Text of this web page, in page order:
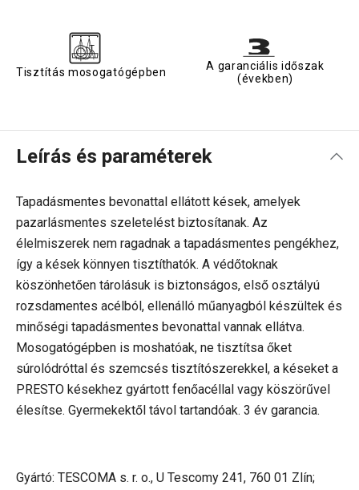
Tisztítás mosogatógépben
A garanciális időszak
(években)
Leírás és paraméterek
Tapadásmentes bevonattal ellátott kések, amelyek
pazarlásmentes szeletelést biztosítanak. Az
élelmiszerek nem ragadnak a tapadásmentes pengékhez,
így a kések könnyen tisztíthatók. A védőtoknak
köszönhetően tárolásuk is biztonságos, első osztályú
rozsdamentes acélból, ellenálló műanyagból készültek és
minőségi tapadásmentes bevonattal vannak ellátva.
Mosogatógépben is moshatóak, ne tisztítsa őket
súrolódróttal és szemcsés tisztítószerekkel, a késeket a
PRESTO késekhez gyártott fenőacéllal vagy köszörűvel
élesítse. Gyermekektől távol tartandóak. 3 év garancia.
Gyártó: TESCOMA s. r. o., U Tescomy 241, 760 01 Zlín;